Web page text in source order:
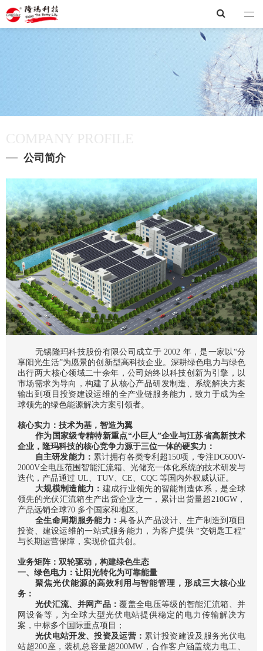
隆玛
公司简介
无锡隆玛科技股份有限公司成立于 2002 年，是一家以“分
享阳光生活”为愿景的创新型高科技企业。深耕绿色电力与绿色
出行两大核心领域二十余年，公司始终以科技创新为引擎，以
市场需求为导向，构建了从核心产品研发制造、系统解决方案
输出到项目投资建设运维的全产业链服务能力，致力于成为全
球领先的绿色能源解决方案引领者。
核心实力：技术为基，智造为翼
作为 国家级专精特新重点“小巨人”企业与江苏省高新技术
企业，隆玛科技的核心竞争力源于三位一体的硬实力：
自主研发能力： 累计拥有各类专利超150项，专注DC600V-
2000V全电压范围智能汇流箱、光储充一体化系统的技术研发与
迭代，产品通过 UL、TUV、CE、CQC 等国内外权威认证。
大规模制造能力： 建成行业领先的智能制造体系，是全球
领先的光伏汇流箱生产出货企业之一，累计出货量超210GW，
产品远销全球70 多个 国家和地区。
全生命周期服务能力：具备从产品设计、生产制造到项目
投资、建设运维的一站式服务能力，为客户提供 “交钥匙工程”
与长期运营保障，实现价值共创。
业务矩阵：双轮驱动，构建绿色生态
一、绿色电力：让阳光转化为可靠能量
聚焦光伏能源的高效利用与智能管理，形成三大核心业
务：
光伏汇流、并网产品：覆盖全电压等级的智能汇流箱、并
网设备等，为全球大型光伏电站提供稳定的电力传输解决方
案，中标多个国际重点项目；
光伏电站开发、投资及运营： 累计投资建设及服务光伏电
站超200座，装机总容量超200MW，合作客户涵盖统力电工、